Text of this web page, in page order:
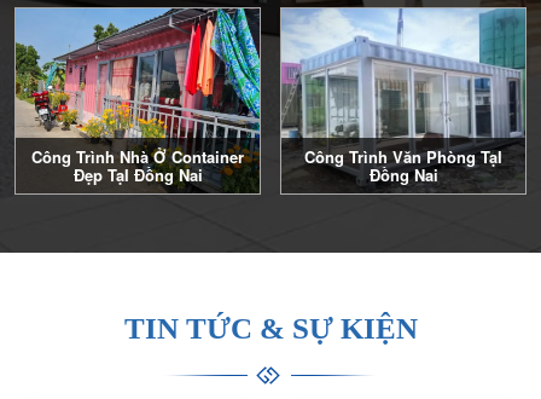
Công Trình Nhà Ở Container
Đẹp TạI Đồng Nai
Công Trình Văn Phòng TạI
Đồng Nai
TIN TỨC & SỰ KIỆN